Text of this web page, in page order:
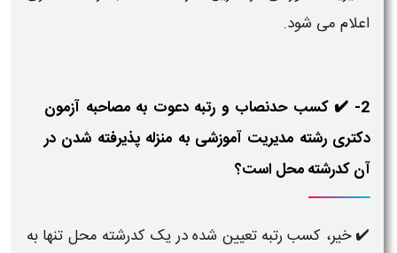
اعلام می شود.
2- ✔️ کسب حدنصاب و رتبه دعوت به مصاحبه آزمون
دکتری رشته مدیریت آموزشی به منزله پذیرفته شدن در
آن کدرشته محل است؟
✔️ خیر، کسب رتبه تعیین شده در یک کدرشته محل تنها به